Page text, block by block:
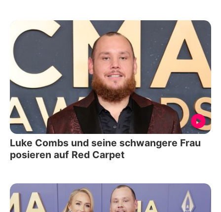
Luke Combs und seine schwangere Frau
posieren auf Red Carpet